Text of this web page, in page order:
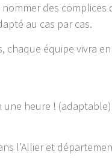
des complices
au cas par cas.
chaque équipe vivra
une heure ! (adaptable)
l’Allier et